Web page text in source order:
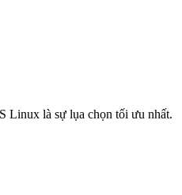
Linux là sự lụa chọn tối ưu nhất.